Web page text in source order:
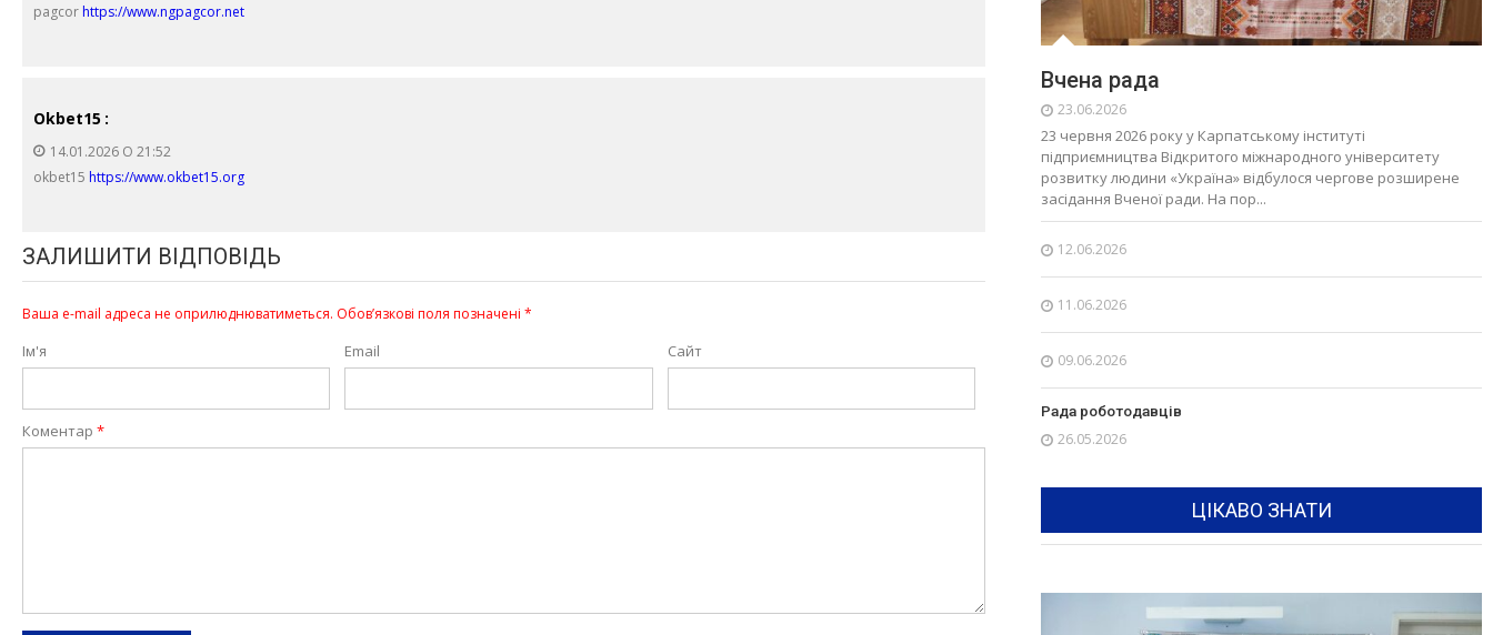
pagcor https://www.ngpagcor.net
Okbet15 :
14.01.2026 О 21:52
okbet15 https://www.okbet15.org
ЗАЛИШИТИ ВІДПОВІДЬ
Ваша e-mail адреса не оприлюднюватиметься. Обов’язкові поля позначені *
Ім'я Email Сайт
Коментар *
Вчена рада
23.06.2026
23 червня 2026 року у Карпатському інституті
підприємництва Відкритого міжнародного університету
розвитку людини «Україна» відбулося чергове розширене
засідання Вченої ради. На пор...
12.06.2026
11.06.2026
09.06.2026
Рада роботодавців
26.05.2026
ЦІКАВО ЗНАТИ